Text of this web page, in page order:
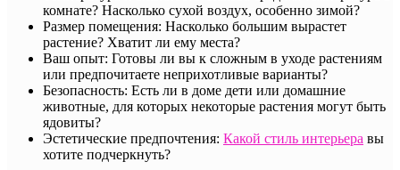
комнате? Насколько сухой воздух, особенно зимой?
Размер помещения: Насколько большим вырастет
растение? Хватит ли ему места?
Ваш опыт: Готовы ли вы к сложным в уходе растениям
или предпочитаете неприхотливые варианты?
Безопасность: Есть ли в доме дети или домашние
животные, для которых некоторые растения могут быть
ядовиты?
Эстетические предпочтения: Какой стиль интерьера вы
хотите подчеркнуть?